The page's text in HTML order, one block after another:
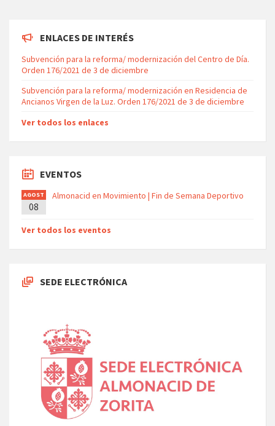
ENLACES DE INTERÉS
Subvención para la reforma/ modernización del Centro de Día.
Orden 176/2021 de 3 de diciembre
Subvención para la reforma/ modernización en Residencia de
Ancianos Virgen de la Luz. Orden 176/2021 de 3 de diciembre
Ver todos los enlaces
EVENTOS
AGOST
O
08
Almonacid en Movimiento | Fin de Semana Deportivo
Ver todos los eventos
SEDE ELECTRÓNICA